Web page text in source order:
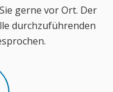
gerne vor Ort. Der
durchzuführenden